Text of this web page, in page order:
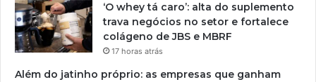
‘O whey tá caro’: alta do suplemento
trava negócios no setor e fortalece
colágeno de JBS e MBRF
17 horas atrás
Além do jatinho próprio: as empresas que ganham